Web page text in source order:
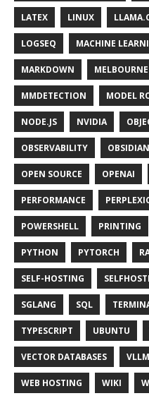
LATEX LINUX
LOGSEQ MACHINE
MARKDOWN MELBOURNE
MMDETECTION MODEL
NODE.JS NVIDIA
OBSERVABILITY OBSIDIAN
OPEN SOURCE OPENAI
PERFORMANCE
POWERSHELL PRINTING
PYTHON PYTORCH
SELF-HOSTING
SGLANG SQL
TYPESCRIPT UBUNTU
VECTOR DATABASES VLLM
WEB HOSTING WIKI